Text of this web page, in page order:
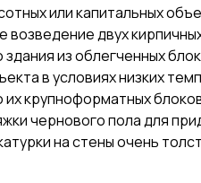
или капитальных
двух
из облегченных
в условиях низких
крупноформатных
чернового пола для
на стены очень